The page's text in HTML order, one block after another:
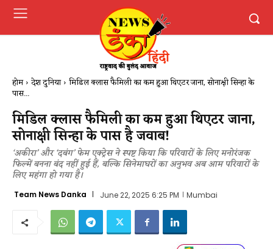
होम देश दुनिया मिडिल क्लास फैमिली का कम हुआ थिएटर जाना, सोनाक्षी सिन्हा के
पास...
मिडिल क्लास फैमिली का कम हुआ थिएटर जाना,
सोनाक्षी सिन्हा के पास है जवाब!
‘अकीरा’ और ‘दबंग’ फेम एक्ट्रेस ने स्पष्ट किया कि परिवारों के लिए मनोरंजक
फिल्में बनना बंद नहीं हुई हैं, बल्कि सिनेमाघरों का अनुभव अब आम परिवारों के
लिए महंगा हो गया है।
Team News Danka June 22, 2025 6:25 PM Mumbai